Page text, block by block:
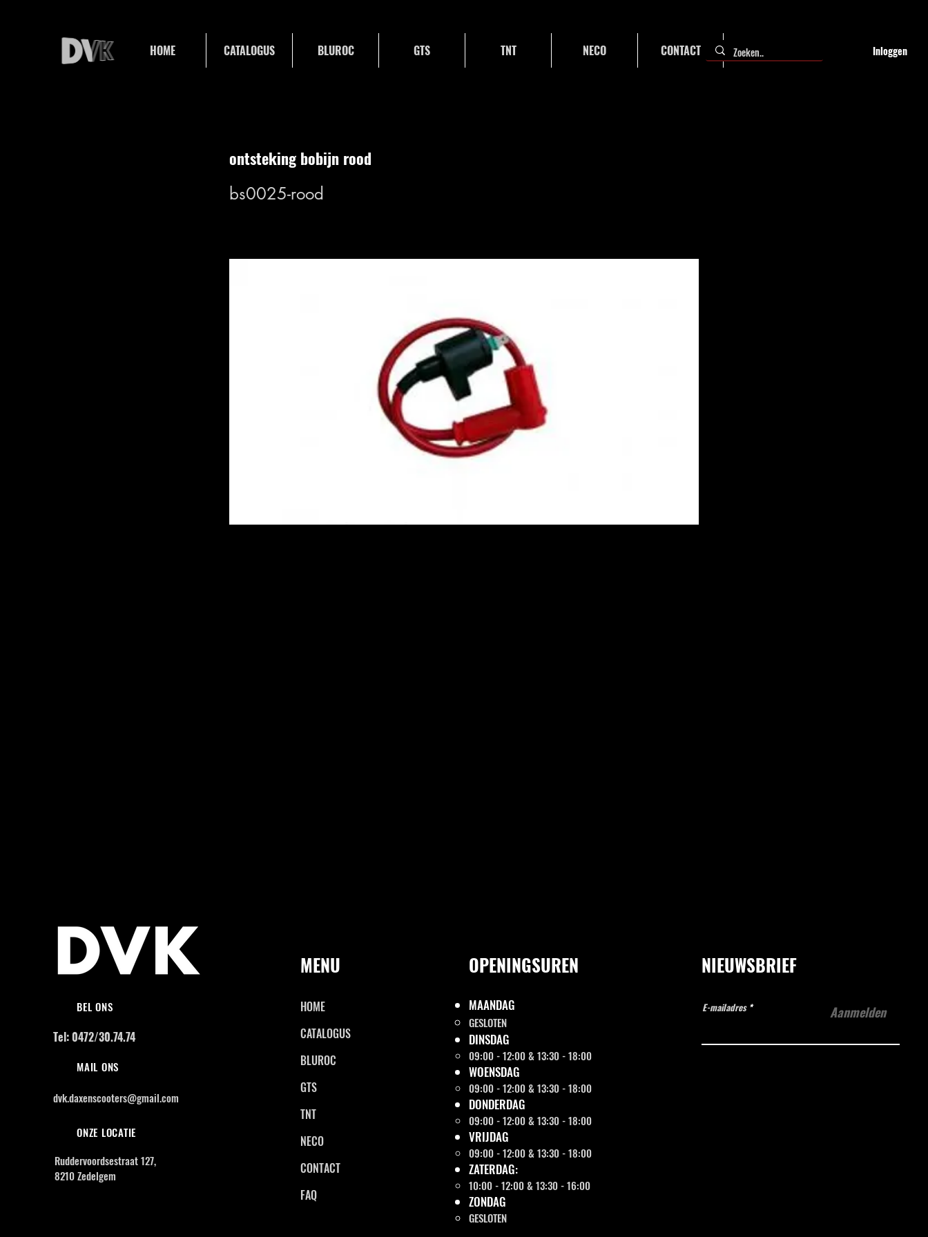
HOME CATALOGUS BLUROC GTS TNT NECO CONTACT FAQ Inloggen
ontsteking bobijn rood
bs0025-rood
BEL ONS
Tel: 0472/30.74.74
MAIL ONS
dvk.daxenscooters@gmail.com
ONZE LOCATIE
Ruddervoordsestraat 127,
8210 Zedelgem
MENU
HOME
CATALOGUS
BLUROC
GTS
TNT
NECO
CONTACT
FAQ
OPENINGSUREN NIEUWSBRIEF
E-mailadres Aanmelden
MAANDAG
GESLOTEN
DINSDAG
09:00 - 12:00 & 13:30 - 18:00
WOENSDAG
09:00 - 12:00 & 13:30 - 18:00
DONDERDAG
09:00 - 12:00 & 13:30 - 18:00
VRIJDAG
09:00 - 12:00 & 13:30 - 18:00
ZATERDAG:
10:00 - 12:00 & 13:30 - 16:00
ZONDAG
GESLOTEN